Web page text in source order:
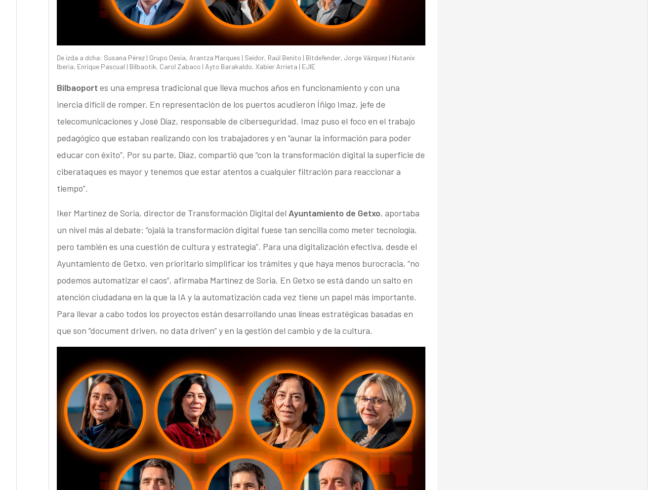
De izda a dcha: Susana Pérez | Grupo Oesía, Arantza Marques | Seidor, Raúl Benito | Bitdefender, Jorge Vázquez | Nutanix
Iberia, Enrique Pascual | Bilbaotik, Carol Zabaco | Ayto Barakaldo, Xabier Arrieta | EJIE
Bilbaoport es una empresa tradicional que lleva muchos años en funcionamiento y con una
inercia difícil de romper. En representación de los puertos acudieron Íñigo Imaz, jefe de
telecomunicaciones y José Díaz, responsable de ciberseguridad. Imaz puso el foco en el trabajo
pedagógico que estaban realizando con los trabajadores y en “aunar la información para poder
educar con éxito”. Por su parte, Díaz, compartió que “con la transformación digital la superficie de
ciberataques es mayor y tenemos que estar atentos a cualquier filtración para reaccionar a
tiempo”.
Iker Martínez de Soria, director de Transformación Digital del Ayuntamiento de Getxo, aportaba
un nivel más al debate: “ojalá la transformación digital fuese tan sencilla como meter tecnología,
pero también es una cuestión de cultura y estrategia”. Para una digitalización efectiva, desde el
Ayuntamiento de Getxo, ven prioritario simplificar los trámites y que haya menos burocracia, “no
podemos automatizar el caos”, afirmaba Martínez de Soria. En Getxo se está dando un salto en
atención ciudadana en la que la IA y la automatización cada vez tiene un papel más importante.
Para llevar a cabo todos los proyectos están desarrollando unas líneas estratégicas basadas en
que son “document driven, no data driven” y en la gestión del cambio y de la cultura.